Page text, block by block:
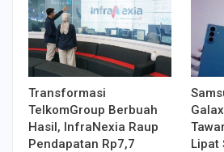
Transformasi
TelkomGroup Berbuah
Hasil, InfraNexia Raup
Pendapatan Rp7,7
Lipat